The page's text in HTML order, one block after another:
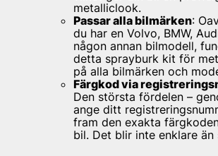
metalliclook.
Passar alla bilmärken:
du har en Volvo, BMW,
någon annan bilmodell,
detta sprayburk kit för
på alla bilmärken och
Färgkod via
Den största fördelen –
ange ditt
fram den exakta
bil. Det blir inte enklare än